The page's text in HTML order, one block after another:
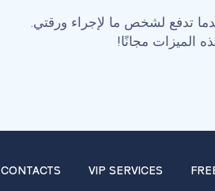
تدفع لشخص ما لإجراء ورقتي.
الميزات مجانًا!
VIP SERVICES
CONTACTS